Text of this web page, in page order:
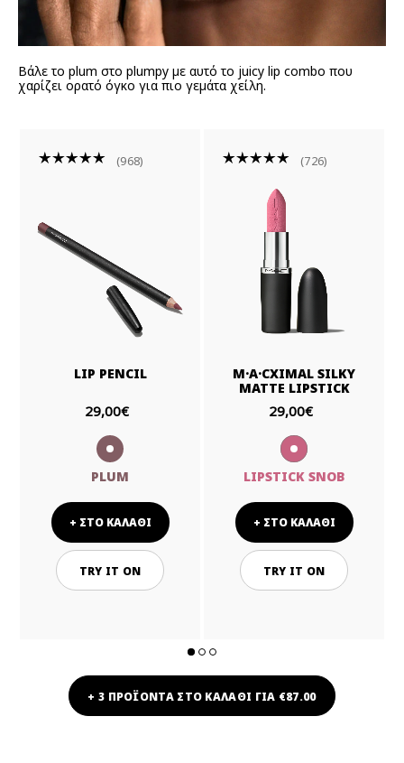
Βάλε το plum στο plumpy με αυτό το juicy lip combo που
χαρίζει ορατό όγκο για πιο γεμάτα χείλη.
968
LIP PENCIL
29,00€
PLUM
+ ΣΤΟ ΚΑΛΑΘΙ
TRY IT ON
726
M·A·CXIMAL SILKY
MATTE LIPSTICK
29,00€
LIPSTICK SNOB
+ ΣΤΟ ΚΑΛΑΘΙ
TRY IT ON
+ 3 ΠΡΟΪΟΝΤΑ ΣΤΟ ΚΑΛΑΘΙ ΓΙΑ €87.00